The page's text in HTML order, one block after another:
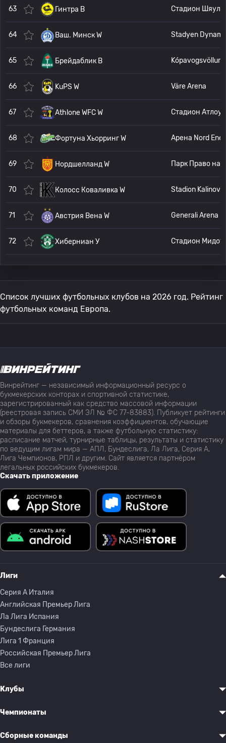
63 Гинтра В
64 Ваш. Минск W
65 Брейдаблик В Kópavogsvöllur
66 KuPS W Väre Arena
67 Athlone WFC W
68 Фортуна Хьорринг W
69 Нордшелланд W
70 Колосс Коваливка W Stadion
71 Австрия Вена W
72 Хиберниан У
Список лучших футбольных клубов на 2026 год. Рейтинг
футбольных команд Европа.
Винрейтинг — независимый информационный ресурс о
букмекерских конторах и спортивной статистике,
зарегистрированный как средство массовой информации
(реестровая запись СМИ ЭЛ № ФС 77-83883). Публикует рейтинги
и обзоры букмекеров, сравнения коэффициентов, обучающие
материалы для беттеров, а также футбольную статистику:
расписание матчей, турнирные таблицы, результаты и статистику
по ведущим лигам мира — АПЛ, Бундеслига, Ла Лига, Серия А,
Лига Чемпионов, РПЛ и другим. Сайт является партнёром
легальных российских букмекеров.
Скачать приложение
Лиги
Серия A Италия
Английская Премьер Лига
Ла Лига Испания
Бундеслига Германия
Лига 1 Франция
Российская Премьер Лига
Все лиги
Клубы
Чемпионаты
Сборные команды